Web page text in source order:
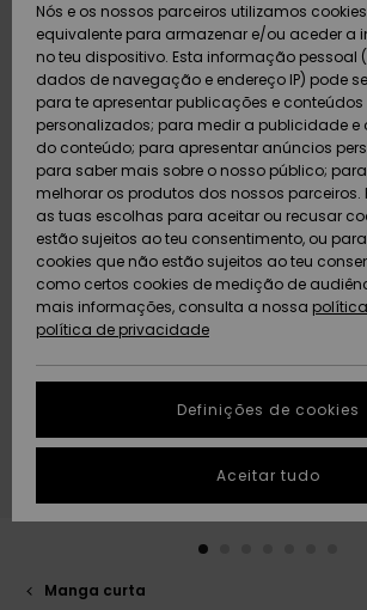
Calçado e
chinelos
Surfe/água
Snow
Artigos
recém-
chegados
Coleções
Calçado e
chinelos
Surfe/água
Neve
Artigos
recém-
chegados
Highlights
Highlights
Snow
SURF
Highlights
Community
SNOW
Criança
Snow Shop
Feminino
Highlights
Community
DUPLA
PROMO
Outlet
Mulher
AJUDA
Pagamento
Cartão
presente
Quiksilver
Freedom
Protecção de
dados
Guia de
tamanhos
conversa para
obteres a
resposta mais
rápida à tua
SUSTAINABILITY
PRESENTE
DESEJO
Manga curta
Nós e os nossos parceiros utilizamos
equivalente para armazenar e/ou aceder a
no teu dispositivo. Esta informação pessoal
dados de navegação e endereço IP) pode
para te apresentar publicações e conteúdos
personalizados; para medir a publicidade e
do conteúdo; para apresentar anúncios
para saber mais sobre o nosso público;
melhorar os produtos dos nossos parceiros.
as tuas escolhas para aceitar ou recusar
estão sujeitos ao teu consentimento, ou
cookies que não estão sujeitos ao teu
como certos cookies de medição de
mais informações, consulta a nossa
política de privacidade
Definições de cookies
Aceitar tudo